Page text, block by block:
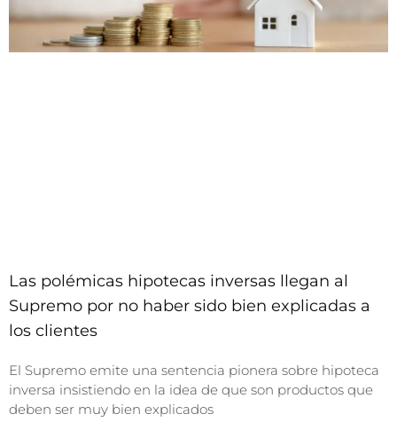
Las polémicas hipotecas inversas llegan al
Supremo por no haber sido bien explicadas a
los clientes
El Supremo emite una sentencia pionera sobre hipoteca
inversa insistiendo en la idea de que son productos que
deben ser muy bien explicados